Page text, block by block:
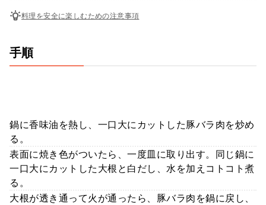
料理を安全に楽しむための注意事項
手順
鍋に香味油を熱し、一口大にカットした豚バラ肉を炒め
る。
表面に焼き色がついたら、一度皿に取り出す。同じ鍋に
一口大にカットした大根と白だし、水を加えコトコト煮
る。
大根が透き通って火が通ったら、豚バラ肉を鍋に戻し、